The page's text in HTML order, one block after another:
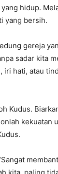
hidup.
yang bersih.
gereja
sadar kita
hati, atau
Kudus.
kekuatan